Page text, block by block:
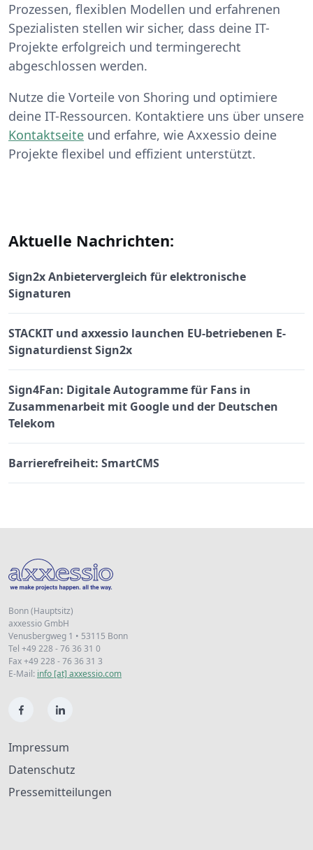
Prozessen, flexiblen Modellen und erfahrenen
Spezialisten stellen wir sicher, dass deine IT-
Projekte erfolgreich und termingerecht
abgeschlossen werden.
Nutze die Vorteile von Shoring und optimiere
deine IT-Ressourcen. Kontaktiere uns über unsere
Kontaktseite und erfahre, wie Axxessio deine
Projekte flexibel und effizient unterstützt.
Aktuelle Nachrichten:
Sign2x Anbietervergleich für elektronische
Signaturen
STACKIT und axxessio launchen EU-betriebenen E-
Signaturdienst Sign2x
Sign4Fan: Digitale Autogramme für Fans in
Zusammenarbeit mit Google und der Deutschen
Telekom
Barrierefreiheit: SmartCMS
Bonn (Hauptsitz)
axxessio GmbH
Venusbergweg 1 • 53115 Bonn
Tel +49 228 - 76 36 31 0
Fax +49 228 - 76 36 31 3
E-Mail: info [at] axxessio.com
Impressum
Datenschutz
Pressemitteilungen